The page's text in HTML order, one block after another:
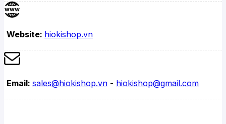
Website: hiokishop.vn
Email: sales@hiokishop.vn - hiokishop@gmail.com